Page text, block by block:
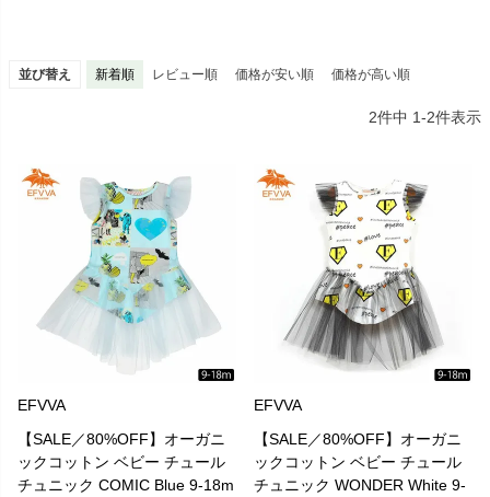
宝です。そして子供たちのために、環境に配慮して未来を守ること
が重要だと考えています。
EFVVAは、環境や人権に敬意を払って服を作ることを目指している
並び替え 新着順 レビュー順 価格が安い順 価格が高い順
2件中 1-2件表示
EFVVA
【SALE／80%OFF】オーガニ
ックコットン ベビー チュール
チュニック COMIC Blue 9-18m
EFVVA
【SALE／80%OFF】オーガニ
ックコットン ベビー チュール
チュニック WONDER White 9-